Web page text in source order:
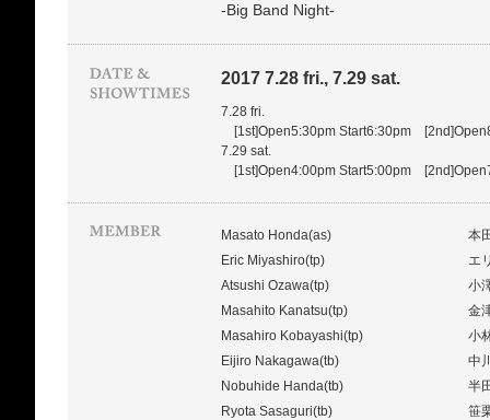
-Big Band Night-
2017 7.28 fri., 7.29 sat.
7.28 fri.
[1st]Open5:30pm Start6:30pm
7.29 sat.
[1st]Open4:00pm Start5:00pm
Masato Honda(as)
本
Eric Miyashiro(tp)
エ
Atsushi Ozawa(tp)
小
Masahito Kanatsu(tp)
金
Masahiro Kobayashi(tp)
小
Eijiro Nakagawa(tb)
中
Nobuhide Handa(tb)
半
Ryota Sasaguri(tb)
笹